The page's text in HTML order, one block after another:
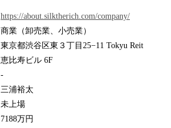
https://about.silktherich.com/company/
商業（卸売業、小売業）
東京都渋谷区東３丁目25−11 Tokyu Reit
恵比寿ビル 6F
-
三浦裕太
未上場
7188万円